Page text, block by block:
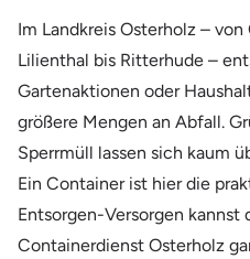
Im Landkreis Osterholz –
Lilienthal bis Ritterhude –
Gartenaktionen oder
größere Mengen an Abfall.
Sperrmüll lassen sich kaum
Ein Container ist hier die
Entsorgen-Versorgen kannst
Containerdienst Osterholz